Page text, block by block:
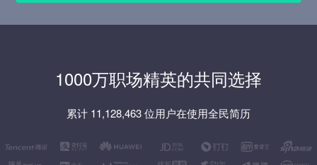
1000万职场精英的共同选择
累计 11,128,463 位用户在使用全民简历